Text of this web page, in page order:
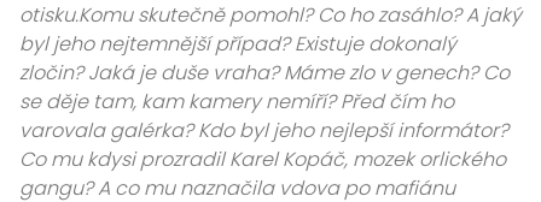
otisku.Komu skutečně pomohl? Co ho zasáhlo? A jaký
byl jeho nejtemnější případ? Existuje dokonalý
zločin? Jaká je duše vraha? Máme zlo v genech? Co
se děje tam, kam kamery nemíří? Před čím ho
varovala galérka? Kdo byl jeho nejlepší informátor?
Co mu kdysi prozradil Karel Kopáč, mozek orlického
gangu? A co mu naznačila vdova po mafiánu